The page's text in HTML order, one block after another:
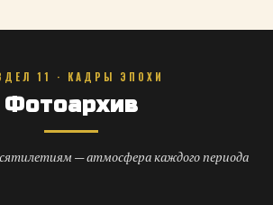
11 · КАДРЫ ЭПОХИ
Фотоархив
— атмосфера каждого периода